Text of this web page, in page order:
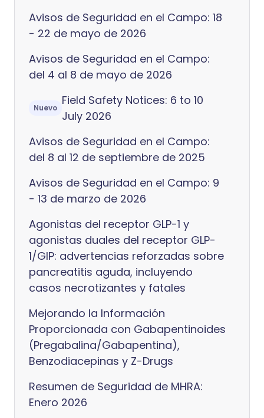
Avisos de Seguridad en el Campo: 18
- 22 de mayo de 2026
Avisos de Seguridad en el Campo:
del 4 al 8 de mayo de 2026
Nuevo
Field Safety Notices: 6 to 10
July 2026
Avisos de Seguridad en el Campo:
del 8 al 12 de septiembre de 2025
Avisos de Seguridad en el Campo: 9
- 13 de marzo de 2026
Agonistas del receptor GLP-1 y
agonistas duales del receptor GLP-
1/GIP: advertencias reforzadas sobre
pancreatitis aguda, incluyendo
casos necrotizantes y fatales
Mejorando la Información
Proporcionada con Gabapentinoides
(Pregabalina/Gabapentina),
Benzodiacepinas y Z-Drugs
Resumen de Seguridad de MHRA:
Enero 2026